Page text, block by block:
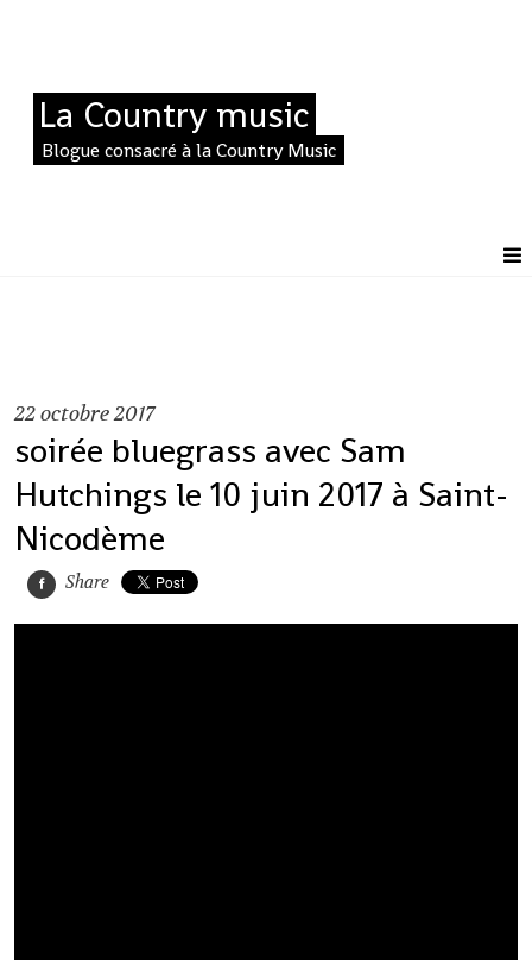
La Country music
Blogue consacré à la Country Music
22octobre 2017
soirée bluegrass avec Sam
Hutchings le 10 juin 2017 à Saint-
Nicodème
Share